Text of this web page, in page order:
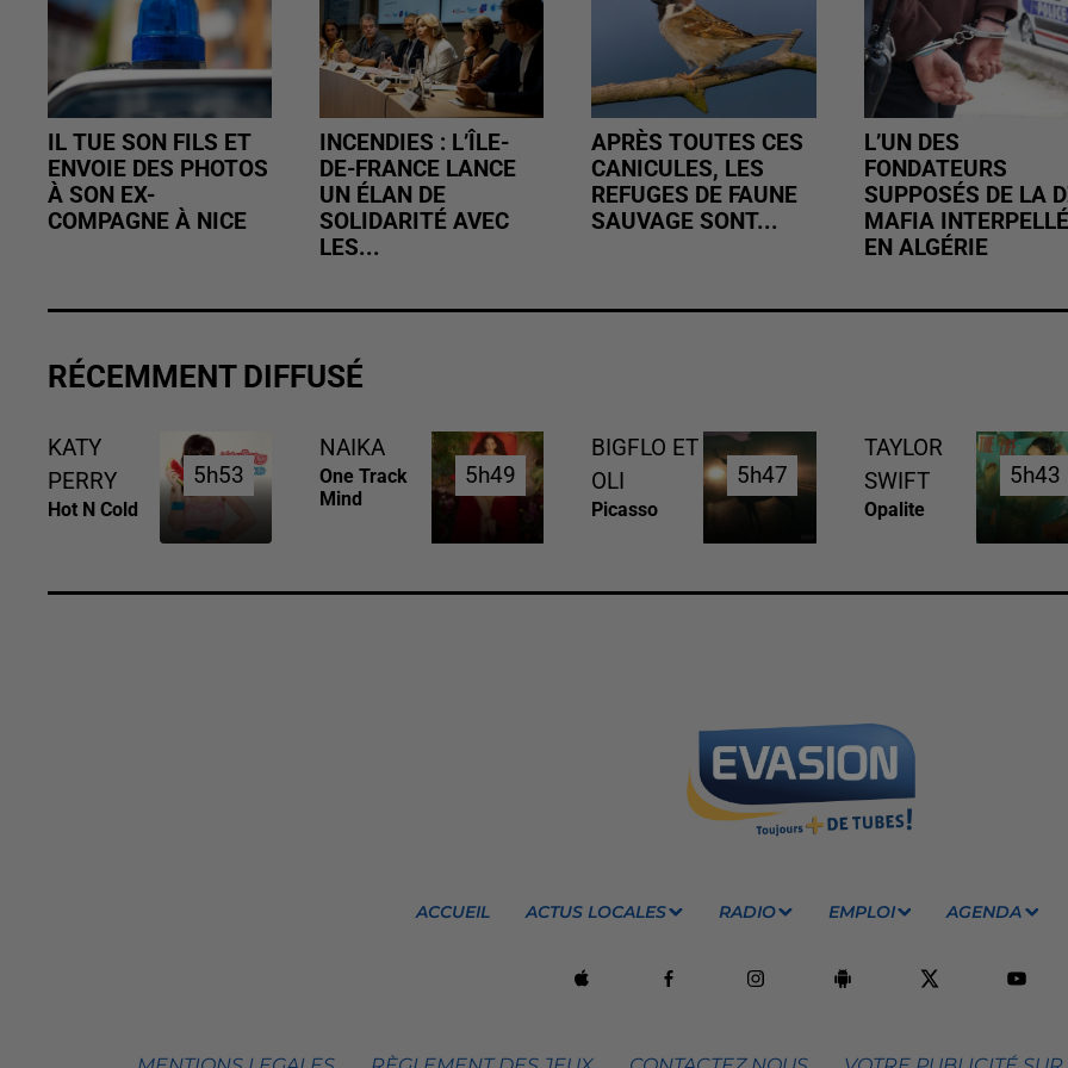
IL TUE SON FILS ET
ENVOIE DES PHOTOS
À SON EX-
COMPAGNE À NICE
INCENDIES : L’ÎLE-
DE-FRANCE LANCE
UN ÉLAN DE
SOLIDARITÉ AVEC
LES...
APRÈS TOUTES CES
CANICULES, LES
REFUGES DE FAUNE
SAUVAGE SONT...
L’UN DES
FONDATEURS
SUPPOSÉS DE LA
MAFIA INTERPELLÉ
EN ALGÉRIE
RÉCEMMENT DIFFUSÉ
KATY
PERRY
Hot N Cold
5h53
5h53
NAIKA
One Track
Mind
5h49
5h49
BIGFLO ET
OLI
Picasso
5h47
5h47
TAYLOR
SWIFT
Opalite
5h43
5h43
ACCUEIL ACTUS LOCALES RADIO EMPLOI AGENDA